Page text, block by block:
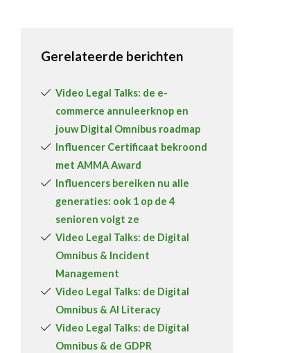
Gerelateerde berichten
Video Legal Talks: de e-
commerce annuleerknop en
jouw Digital Omnibus roadmap
Influencer Certificaat bekroond
met AMMA Award
Influencers bereiken nu alle
generaties: ook 1 op de 4
senioren volgt ze
Video Legal Talks: de Digital
Omnibus & Incident
Management
Video Legal Talks: de Digital
Omnibus & AI Literacy
Video Legal Talks: de Digital
Omnibus & de GDPR
Cases
Toolbox
Over FeWeb
Lid worden